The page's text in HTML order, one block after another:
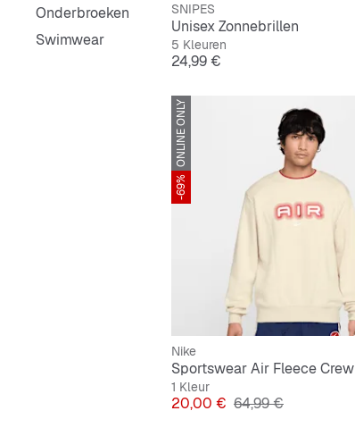
Onderbroeken
Swimwear
SNIPES
Unisex Zonnebrillen
5 Kleuren
Prijs
24,99 €
ONLINE ONLY
-69%
Nike
Sportswear Air Fleece Crew
1 Kleur
Prijs
20,00 € Originele Prijs
64,99 €